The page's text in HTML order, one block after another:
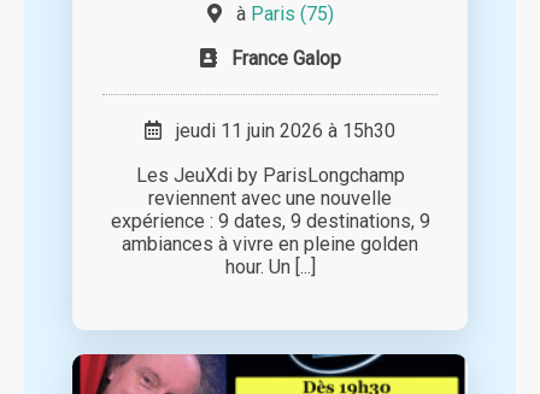
à Paris (75)
France Galop
jeudi 11 juin 2026 à 15h30
Les JeuXdi by ParisLongchamp
reviennent avec une nouvelle
expérience : 9 dates, 9 destinations, 9
ambiances à vivre en pleine golden
hour. Un [...]